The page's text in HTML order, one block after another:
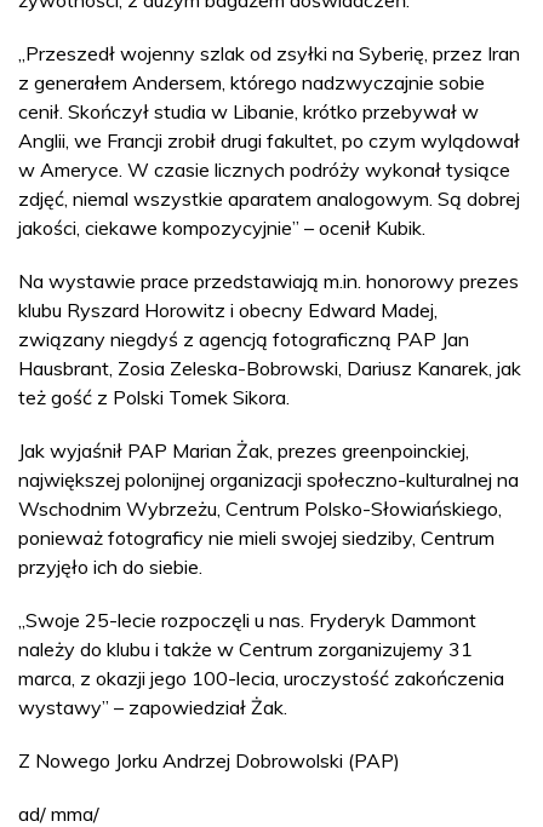
„Przeszedł wojenny szlak od zsyłki na Syberię, przez Iran
z generałem Andersem, którego nadzwyczajnie sobie
cenił. Skończył studia w Libanie, krótko przebywał w
Anglii, we Francji zrobił drugi fakultet, po czym wylądował
w Ameryce. W czasie licznych podróży wykonał tysiące
zdjęć, niemal wszystkie aparatem analogowym. Są dobrej
jakości, ciekawe kompozycyjnie” – ocenił Kubik.
Na wystawie prace przedstawiają m.in. honorowy prezes
klubu Ryszard Horowitz i obecny Edward Madej,
związany niegdyś z agencją fotograficzną PAP Jan
Hausbrant, Zosia Zeleska-Bobrowski, Dariusz Kanarek, jak
też gość z Polski Tomek Sikora.
Jak wyjaśnił PAP Marian Żak, prezes greenpoinckiej,
największej polonijnej organizacji społeczno-kulturalnej na
Wschodnim Wybrzeżu, Centrum Polsko-Słowiańskiego,
ponieważ fotograficy nie mieli swojej siedziby, Centrum
przyjęło ich do siebie.
„Swoje 25-lecie rozpoczęli u nas. Fryderyk Dammont
należy do klubu i także w Centrum zorganizujemy 31
marca, z okazji jego 100-lecia, uroczystość zakończenia
wystawy” – zapowiedział Żak.
Z Nowego Jorku Andrzej Dobrowolski (PAP)
ad/ mma/